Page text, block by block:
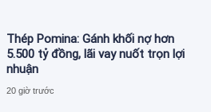
Thép Pomina: Gánh khối nợ hơn
5.500 tỷ đồng, lãi vay nuốt trọn lợi
nhuận
20 giờ trước